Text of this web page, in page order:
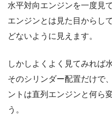
水平対向エンジンを一度見
エンジンとは見た目からし
どないように見えます。
しかしよくよく見てみれば
そのシリンダー配置だけで
ントは直列エンジンと何ら
う。